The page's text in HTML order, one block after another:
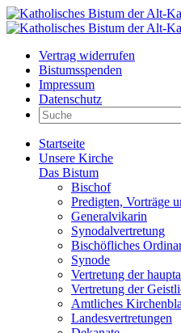
Vertrag widerrufen
Bistumsspenden
Impressum
Datenschutz
Startseite
Unsere Kirche
Das Bistum
Bischof
Predigten, Vorträge
Generalvikarin
Synodalvertretung
Bischöfliches
Synode
Vertretung der
Vertretung der
Amtliches
Landesvertretungen